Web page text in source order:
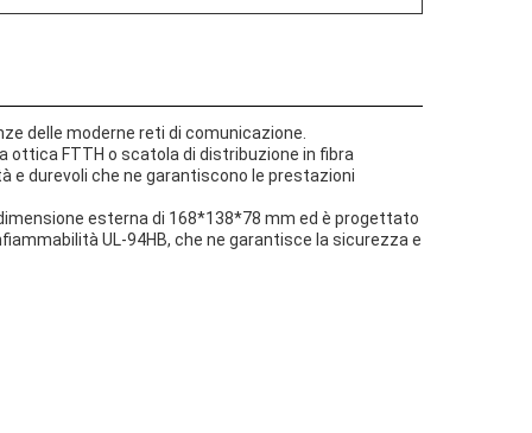
delle moderne reti di comunicazione.
ottica FTTH o scatola di distribuzione in fibra
e durevoli che ne garantiscono le prestazioni
esterna di 168*138*78 mm ed è progettato
UL-94HB, che ne garantisce la sicurezza e